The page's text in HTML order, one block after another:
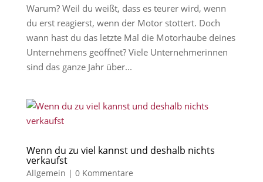
Warum? Weil du weißt, dass es teurer wird, wenn
du erst reagierst, wenn der Motor stottert. Doch
wann hast du das letzte Mal die Motorhaube deines
Unternehmens geöffnet? Viele Unternehmerinnen
sind das ganze Jahr über...
Wenn du zu viel kannst und deshalb nichts
verkaufst
Allgemein | 0 Kommentare